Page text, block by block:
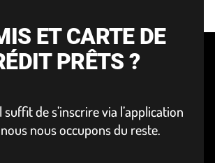
ET CARTE DE
PRÊTS ?
suffit de s’inscrire via l’ap­pli­ca­tion
nous occupons du reste.